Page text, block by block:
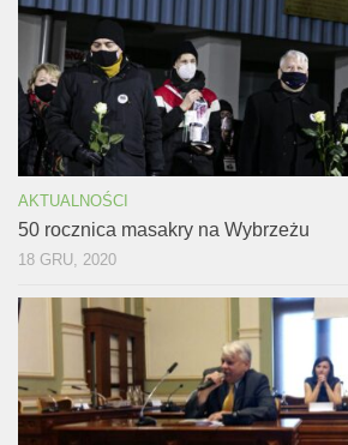
AKTUALNOŚCI
50 rocznica masakry na Wybrzeżu
18 GRU, 2020